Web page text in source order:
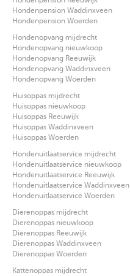
Hondenpension Waddinxveen
Hondenpension Woerden
Hondenopvang mijdrecht
Hondenopvang nieuwkoop
Hondenopvang Reeuwijk
Hondenopvang Waddinxveen
Hondenopvang Woerden
Huisoppas mijdrecht
Huisoppas nieuwkoop
Huisoppas Reeuwijk
Huisoppas Waddinxveen
Huisoppas Woerden
Hondenuitlaatservice mijdrecht
Hondenuitlaatservice nieuwkoop
Hondenuitlaatservice Reeuwijk
Hondenuitlaatservice Waddinxveen
Hondenuitlaatservice Woerden
Dierenoppas mijdrecht
Dierenoppas nieuwkoop
Dierenoppas Reeuwijk
Dierenoppas Waddinxveen
Dierenoppas Woerden
Kattenoppas mijdrecht